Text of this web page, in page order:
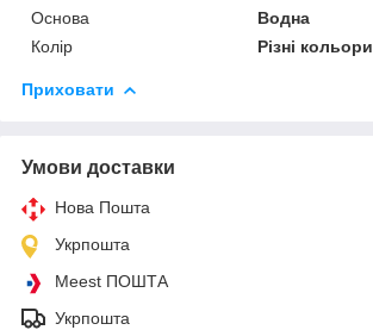
Основа
Водна
Колір
Різні кольори
Приховати
Умови доставки
Нова Пошта
Укрпошта
Meest ПОШТА
Укрпошта